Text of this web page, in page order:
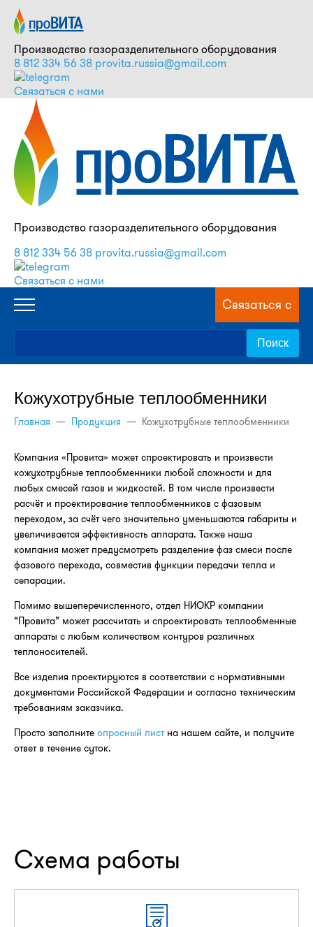
Производство газоразделительного оборудования
8 812 334 56 38 provita.russia@gmail.com
Связаться с нами
Производство газоразделительного оборудования
8 812 334 56 38 provita.russia@gmail.com
Связаться с нами
Связаться с
нами
Кожухотрубные теплообменники
Главная — Продукция — Кожухотрубные теплообменники
Компания «Провита» может спроектировать и произвести
кожухотрубные теплообменники любой сложности и для
любых смесей газов и жидкостей. В том числе произвести
расчёт и проектирование теплообменников с фазовым
переходом, за счёт чего значительно уменьшаются габариты и
увеличивается эффективность аппарата. Также наша
компания может предусмотреть разделение фаз смеси после
фазового перехода, совместив функции передачи тепла и
сепарации.
Помимо вышеперечисленного, отдел НИОКР компании
“Провита” может рассчитать и спроектировать теплообменные
аппараты с любым количеством контуров различных
теплоносителей.
Все изделия проектируются в соответствии с нормативными
документами Российской Федерации и согласно техническим
требованиям заказчика.
Просто заполните опросный листна нашем сайте, и получите
ответ в течение суток.
Схема работы